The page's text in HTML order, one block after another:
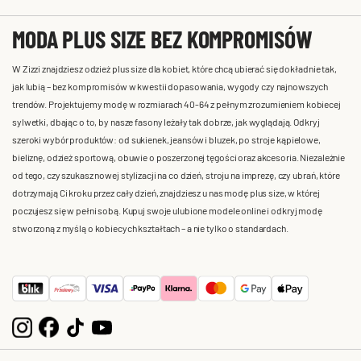
MODA PLUS SIZE BEZ KOMPROMISÓW
W Zizzi znajdziesz odzież plus size dla kobiet, które chcą ubierać się dokładnie tak,
jak lubią – bez kompromisów w kwestii dopasowania, wygody czy najnowszych
trendów. Projektujemy modę w rozmiarach 40-64 z pełnym zrozumieniem kobiecej
sylwetki, dbając o to, by nasze fasony leżały tak dobrze, jak wyglądają. Odkryj
szeroki wybór produktów: od sukienek, jeansów i bluzek, po stroje kąpielowe,
bieliznę, odzież sportową, obuwie o poszerzonej tęgości oraz akcesoria. Niezależnie
od tego, czy szukasz nowej stylizacji na co dzień, stroju na imprezę, czy ubrań, które
dotrzymają Ci kroku przez cały dzień, znajdziesz u nas modę plus size, w której
poczujesz się w pełni sobą. Kupuj swoje ulubione modele online i odkryj modę
stworzoną z myślą o kobiecych kształtach – a nie tylko o standardach.